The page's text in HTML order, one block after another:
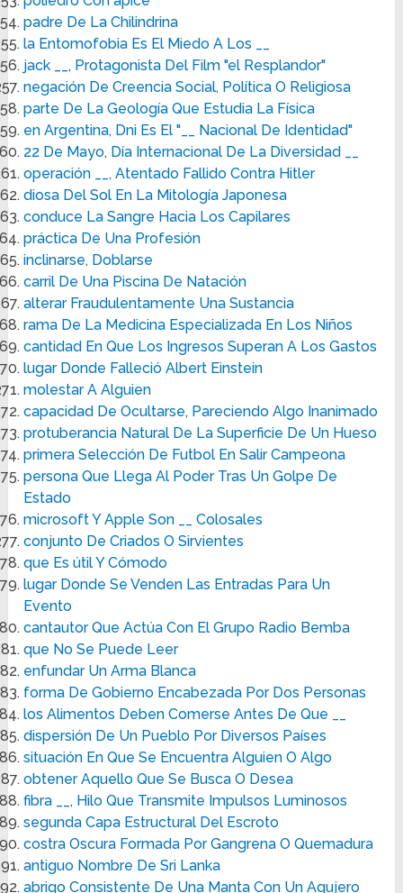
padre De La Chilindrina
la Entomofobia Es El Miedo A Los __
jack __, Protagonista Del Film "el Resplandor"
negación De Creencia Social, Política O Religiosa
parte De La Geología Que Estudia La Física
en Argentina, Dni Es El "__ Nacional De Identidad"
22 De Mayo, Día Internacional De La Diversidad __
operación __, Atentado Fallido Contra Hitler
diosa Del Sol En La Mitología Japonesa
conduce La Sangre Hacia Los Capilares
práctica De Una Profesión
inclinarse, Doblarse
carril De Una Piscina De Natación
alterar Fraudulentamente Una Sustancia
rama De La Medicina Especializada En Los Niños
cantidad En Que Los Ingresos Superan A Los Gastos
lugar Donde Falleció Albert Einstein
molestar A Alguien
capacidad De Ocultarse, Pareciendo Algo Inanimado
protuberancia Natural De La Superficie De Un Hueso
primera Selección De Futbol En Salir Campeona
persona Que Llega Al Poder Tras Un Golpe De
Estado
microsoft Y Apple Son __ Colosales
conjunto De Criados O Sirvientes
que Es útil Y Cómodo
lugar Donde Se Venden Las Entradas Para Un
Evento
cantautor Que Actúa Con El Grupo Radio Bemba
que No Se Puede Leer
enfundar Un Arma Blanca
forma De Gobierno Encabezada Por Dos Personas
los Alimentos Deben Comerse Antes De Que __
dispersión De Un Pueblo Por Diversos Países
situación En Que Se Encuentra Alguien O Algo
obtener Aquello Que Se Busca O Desea
fibra __, Hilo Que Transmite Impulsos Luminosos
segunda Capa Estructural Del Escroto
costra Oscura Formada Por Gangrena O Quemadura
antiguo Nombre De Sri Lanka
abrigo Consistente De Una Manta Con Un Agujero